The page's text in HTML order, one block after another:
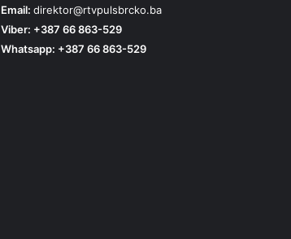
Email: direktor@rtvpulsbrcko.ba
Viber: +387 66 863-529
Whatsapp: +387 66 863-529